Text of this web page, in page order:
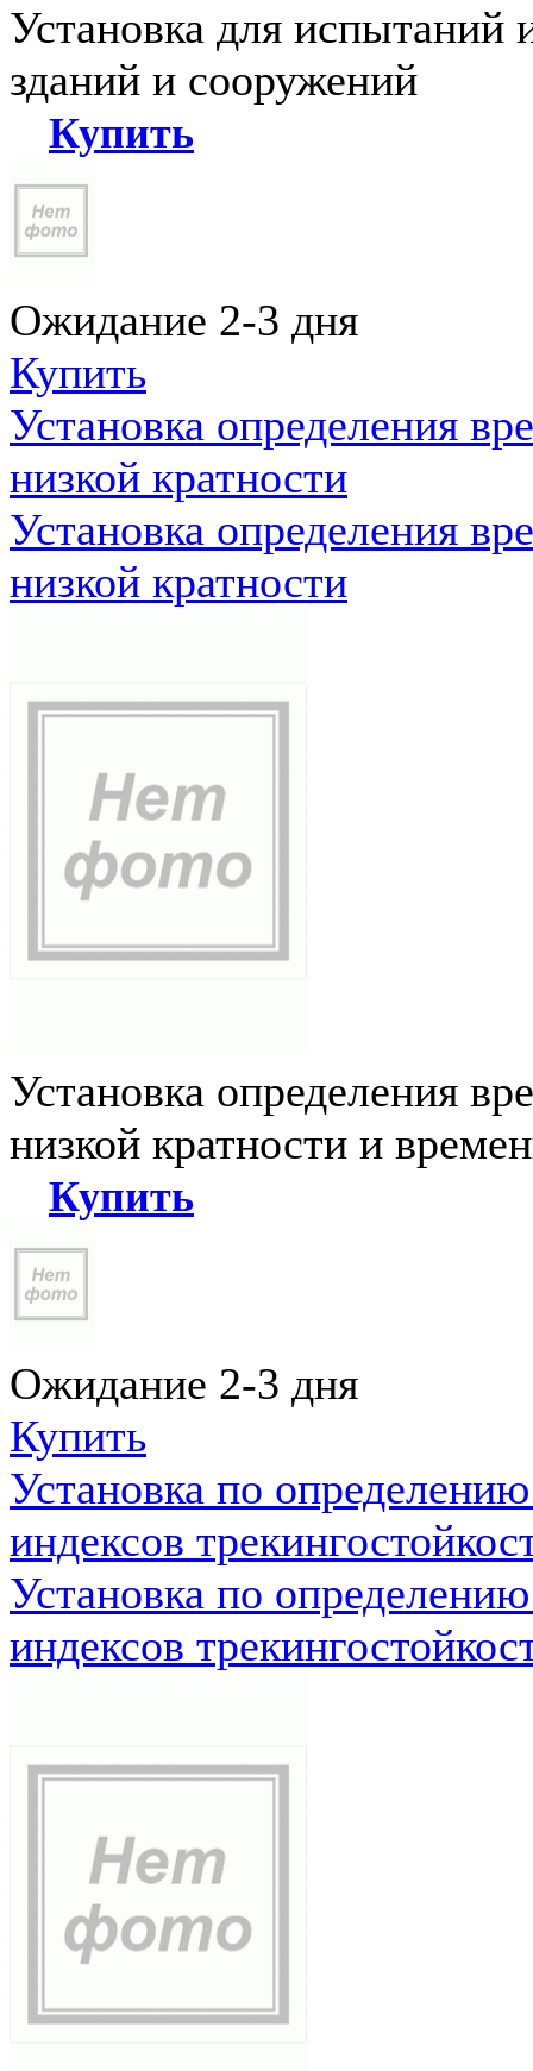
Установка для испытаний
зданий и сооружений
Купить
Ожидание 2-3 дня
Купить
Установка определения
низкой кратности
Установка определения
низкой кратности
Установка определения
низкой кратности и
Купить
Ожидание 2-3 дня
Купить
Установка по
индексов
Установка по
индексов